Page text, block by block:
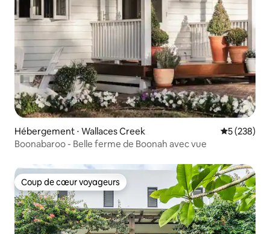
Hébergement ⋅ Wallaces Creek Évaluation
5 (238)
Boonabaroo - Belle ferme de Boonah avec vue
Coup de cœur voyageurs
Coup de cœur voyageurs